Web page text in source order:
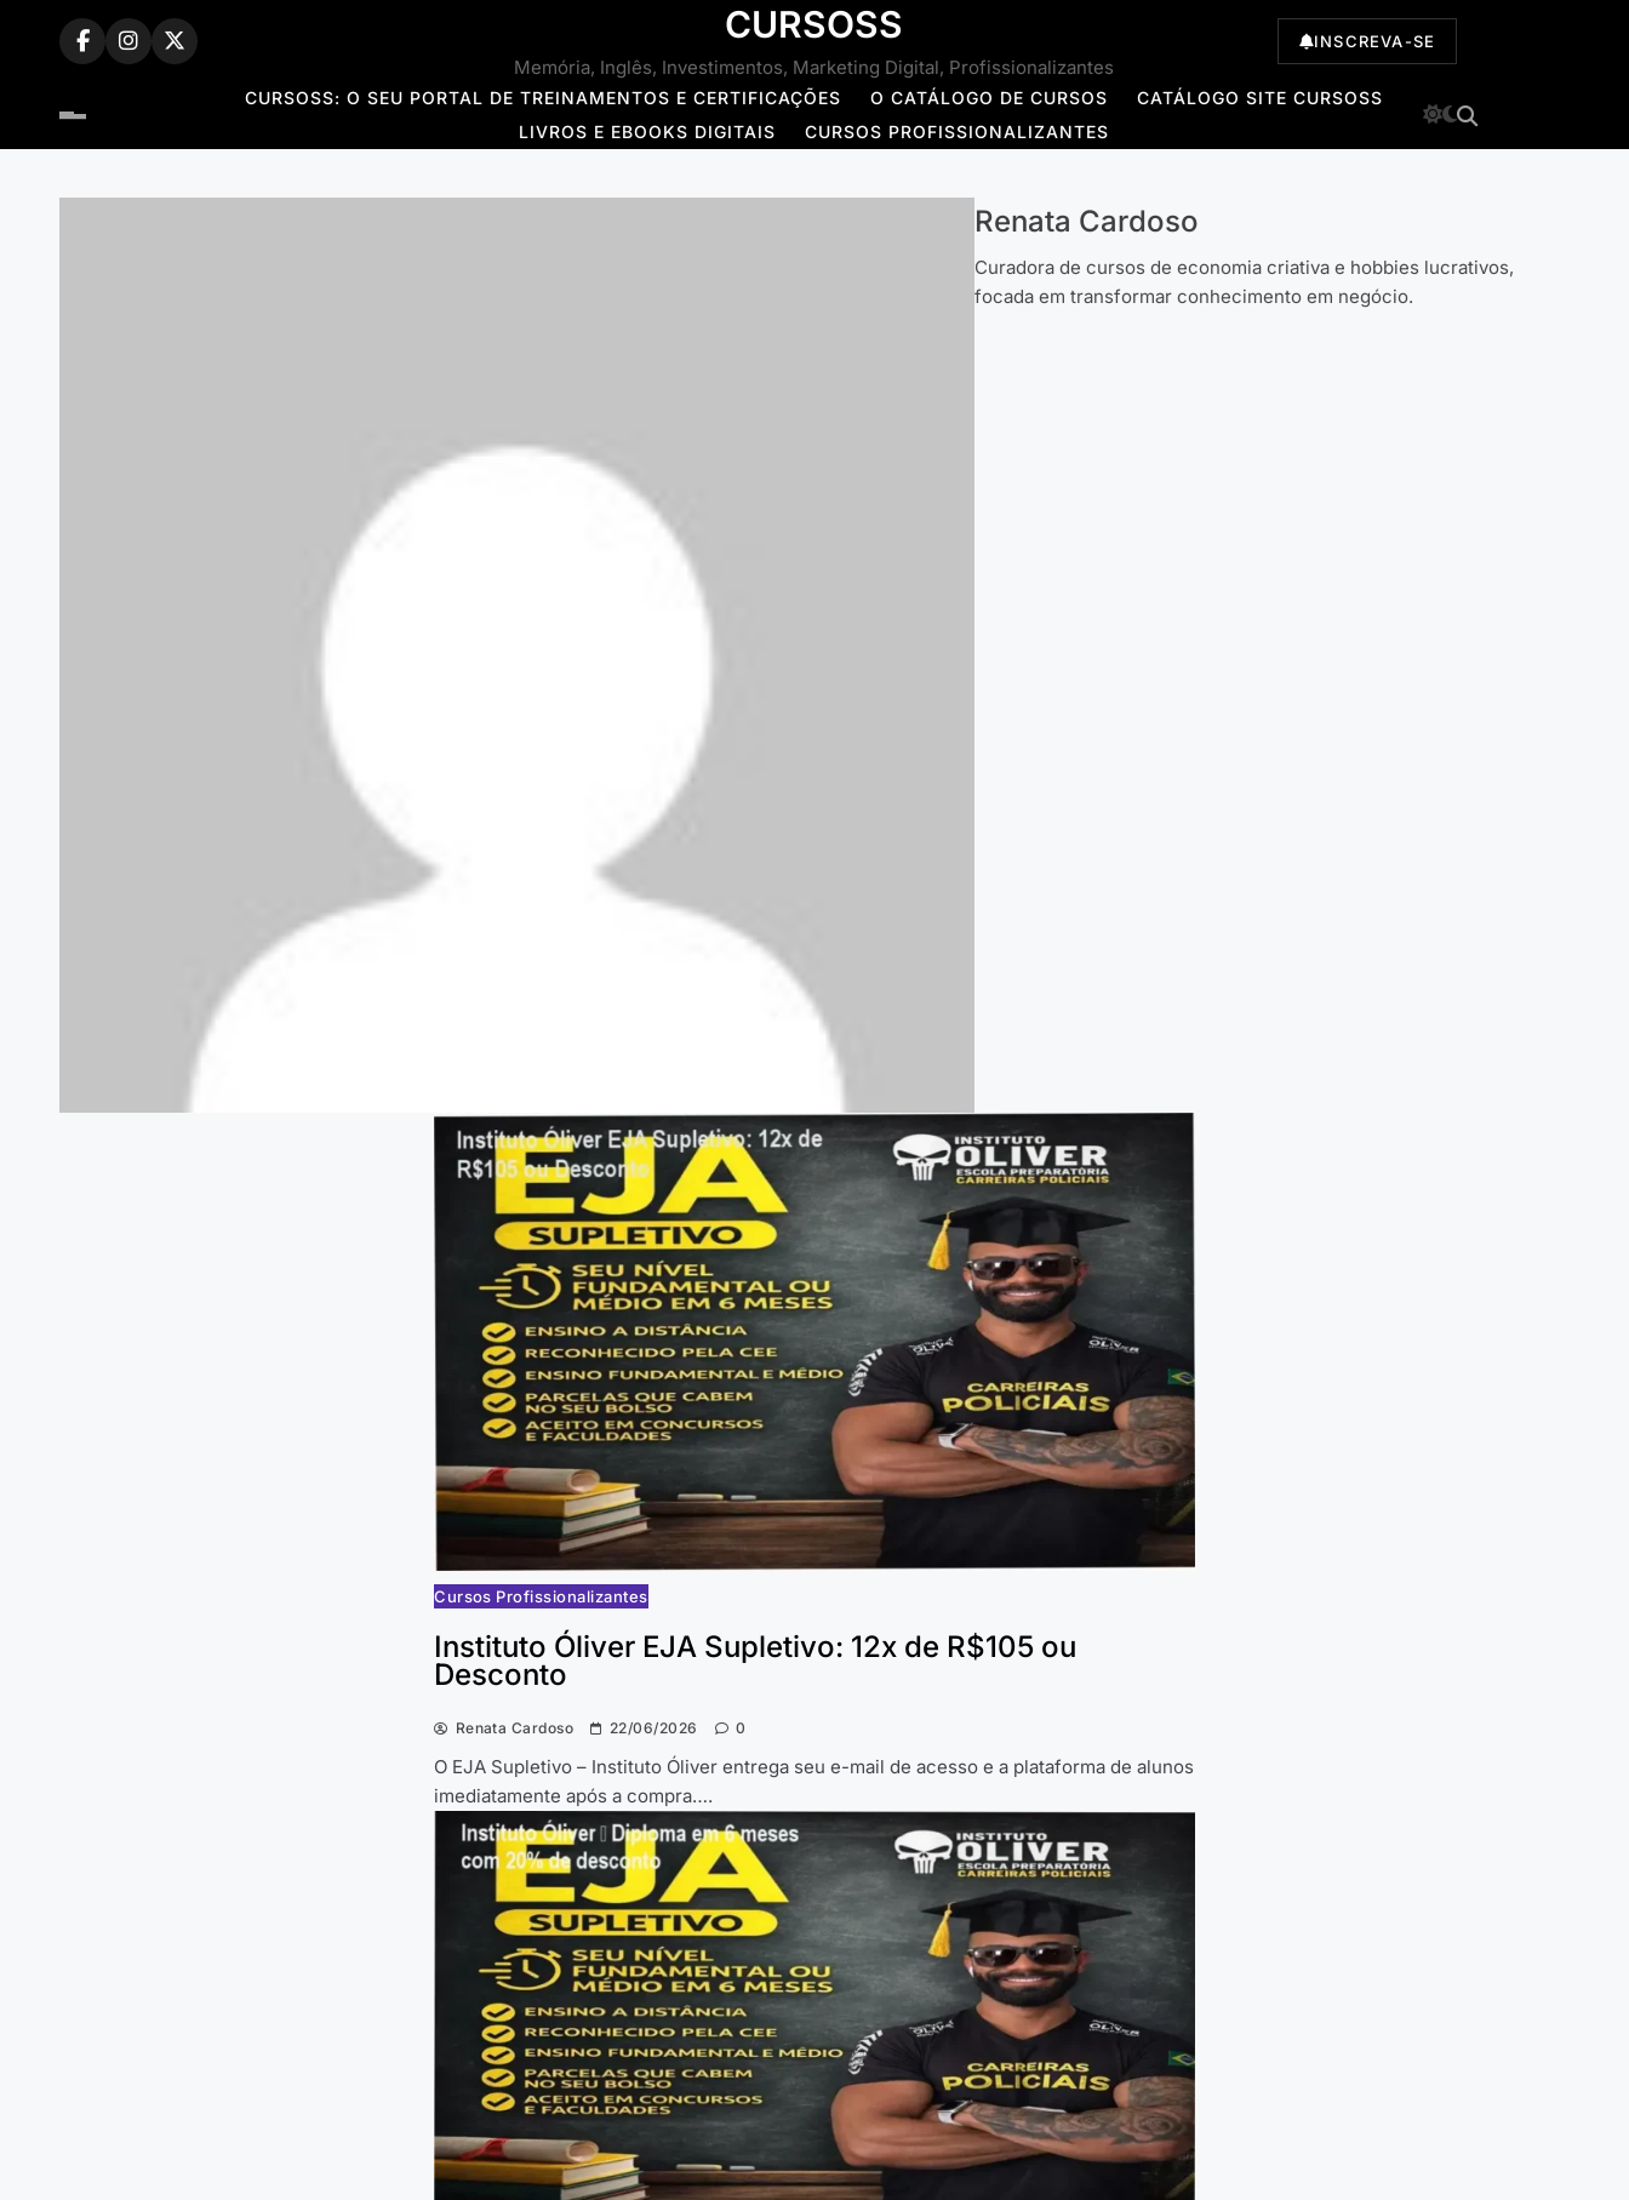
CURSOSS
Memória, Inglês, Investimentos, Marketing Digital, Profissionalizantes
INSCREVA-SE
CURSOSS: O SEU PORTAL DE TREINAMENTOS E CERTIFICAÇÕES O CATÁLOGO DE CURSOS
CATÁLOGO SITE CURSOSS
LIVROS E EBOOKS DIGITAIS
CURSOS PROFISSIONALIZANTES
Renata Cardoso
Curadora de cursos de economia criativa e hobbies lucrativos,
focada em transformar conhecimento em negócio.
Cursos Profissionalizantes
Instituto Óliver EJA Supletivo: 12x de R$105 ou
Desconto
Renata Cardoso 22/06/2026 0
O EJA Supletivo – Instituto Óliver entrega seu e-mail de acesso e a plataforma de alunos
imediatamente após a compra….